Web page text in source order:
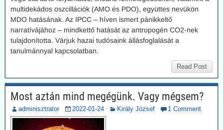
multidekádos oszcillációk (AMO és PDO), együttes nevükön
MDO hatásának. Az IPCC – híven ismert pánikkeltő
narratívájához – mindkettő hatását az antropogén CO2-nek
tulajdonította. Várjuk hazai tudósaink állásfoglalását a
tanulmánnyal kapcsolatban.
Read Post
Most aztán mind megégünk. Vagy mégsem?
adminisztrator 2022-01-24 Király József 1 Comment